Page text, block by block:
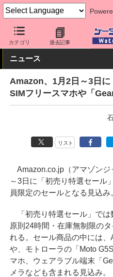
カテゴリ 過去記事
ケータイ Watch 格安スマホ/格安
ニュース
Amazon、1月2日～3日に
SIMフリースマホや「
リスト
Amazon.co.jp（アマゾンジ
～3日に「初売り特選セール
員限定のセールとなる見込み
「初売り特選セール」では
原則24時間・在庫無制限の
れる。セール商品の中には、
や、モトローラの「Moto
マホ、ウェアラブル端末「
メラなども含まれる見込み。